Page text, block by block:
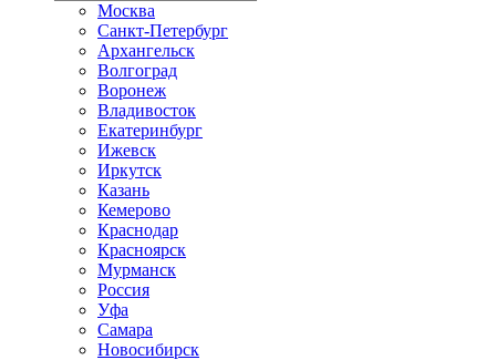
Москва
Санкт-Петербург
Архангельск
Волгоград
Воронеж
Владивосток
Екатеринбург
Ижевск
Иркутск
Казань
Кемерово
Краснодар
Красноярск
Мурманск
Россия
Уфа
Самара
Новосибирск